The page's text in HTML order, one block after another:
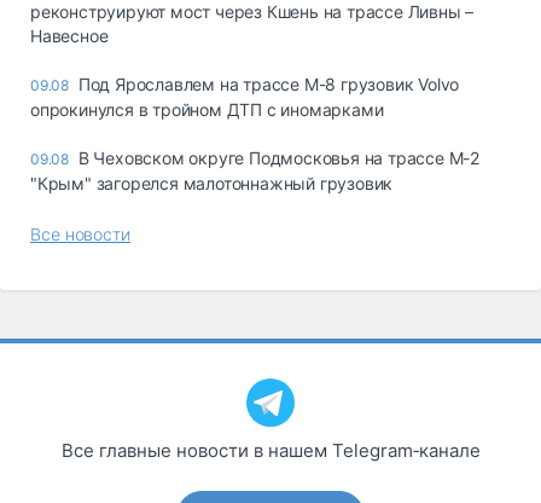
реконструируют мост через Кшень на трассе Ливны –
Навесное
09.08 Под Ярославлем на трассе М-8 грузовик Volvo
опрокинулся в тройном ДТП с иномарками
09.08 В Чеховском округе Подмосковья на трассе М-2
"Крым" загорелся малотоннажный грузовик
Все новости
Все главные новости в нашем Telegram‑канале